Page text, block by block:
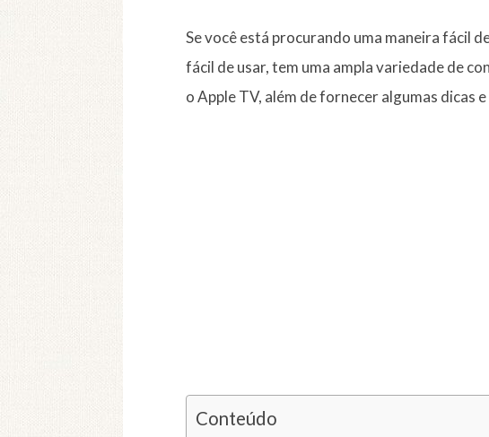
Se você está procurando uma maneira fácil
fácil de usar, tem uma ampla variedade de
o Apple TV, além de fornecer algumas dicas
Conteúdo